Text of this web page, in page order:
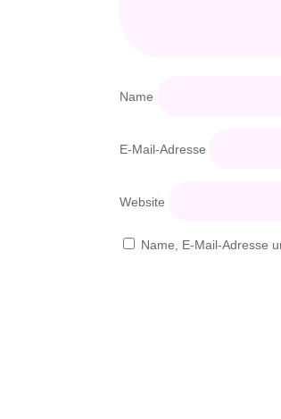
Name
E-Mail-Adresse
Website
Name, E-Mail-Adresse